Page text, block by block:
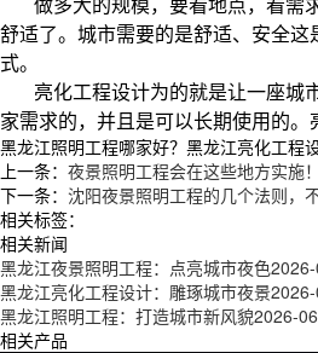
舒适了。城市需要的是舒适、安全
式。
亮化工程设计为的就是让一座城
家需求的，并且是可以长期使用的
黑龙江照明工程哪家好？黑龙江亮化工程
上一条： 夜景照明工程会在这些地方实施！
下一条： 沈阳夜景照明工程的几个法则，
相关标签：
相关新闻
黑龙江夜景照明工程：点亮城市夜色
黑龙江亮化工程设计：雕琢城市夜景
黑龙江照明工程：打造城市新风貌2026-
相关产品